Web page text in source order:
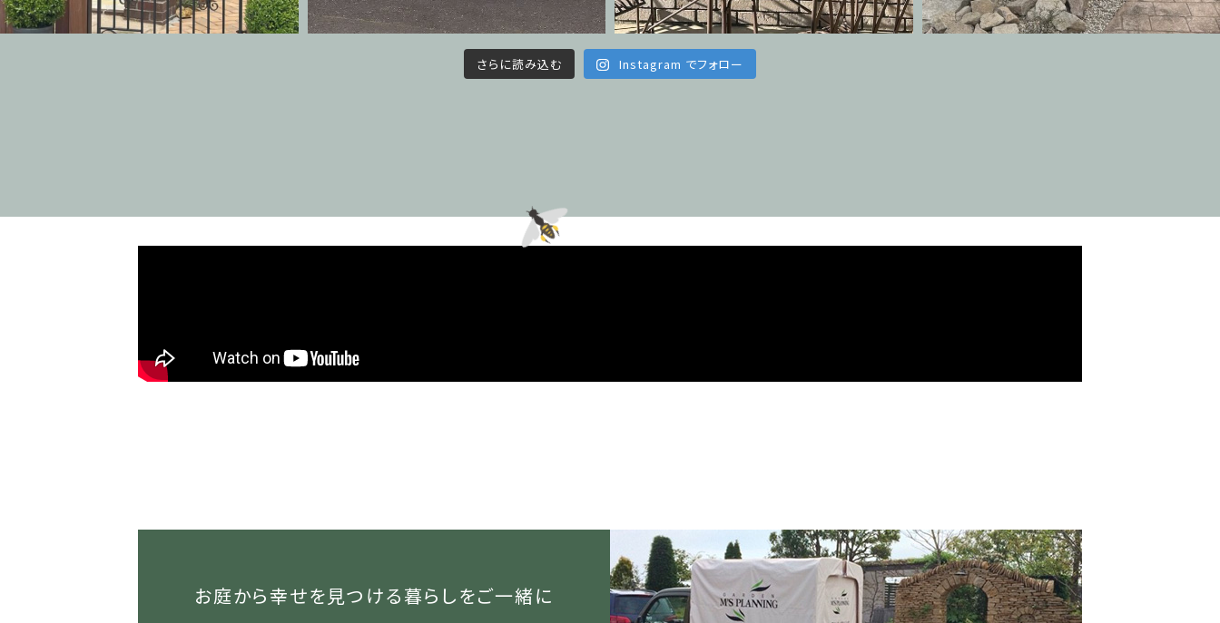
さらに読み込む Instagram でフォロー
お庭から幸せを見つける暮らしをご一緒に